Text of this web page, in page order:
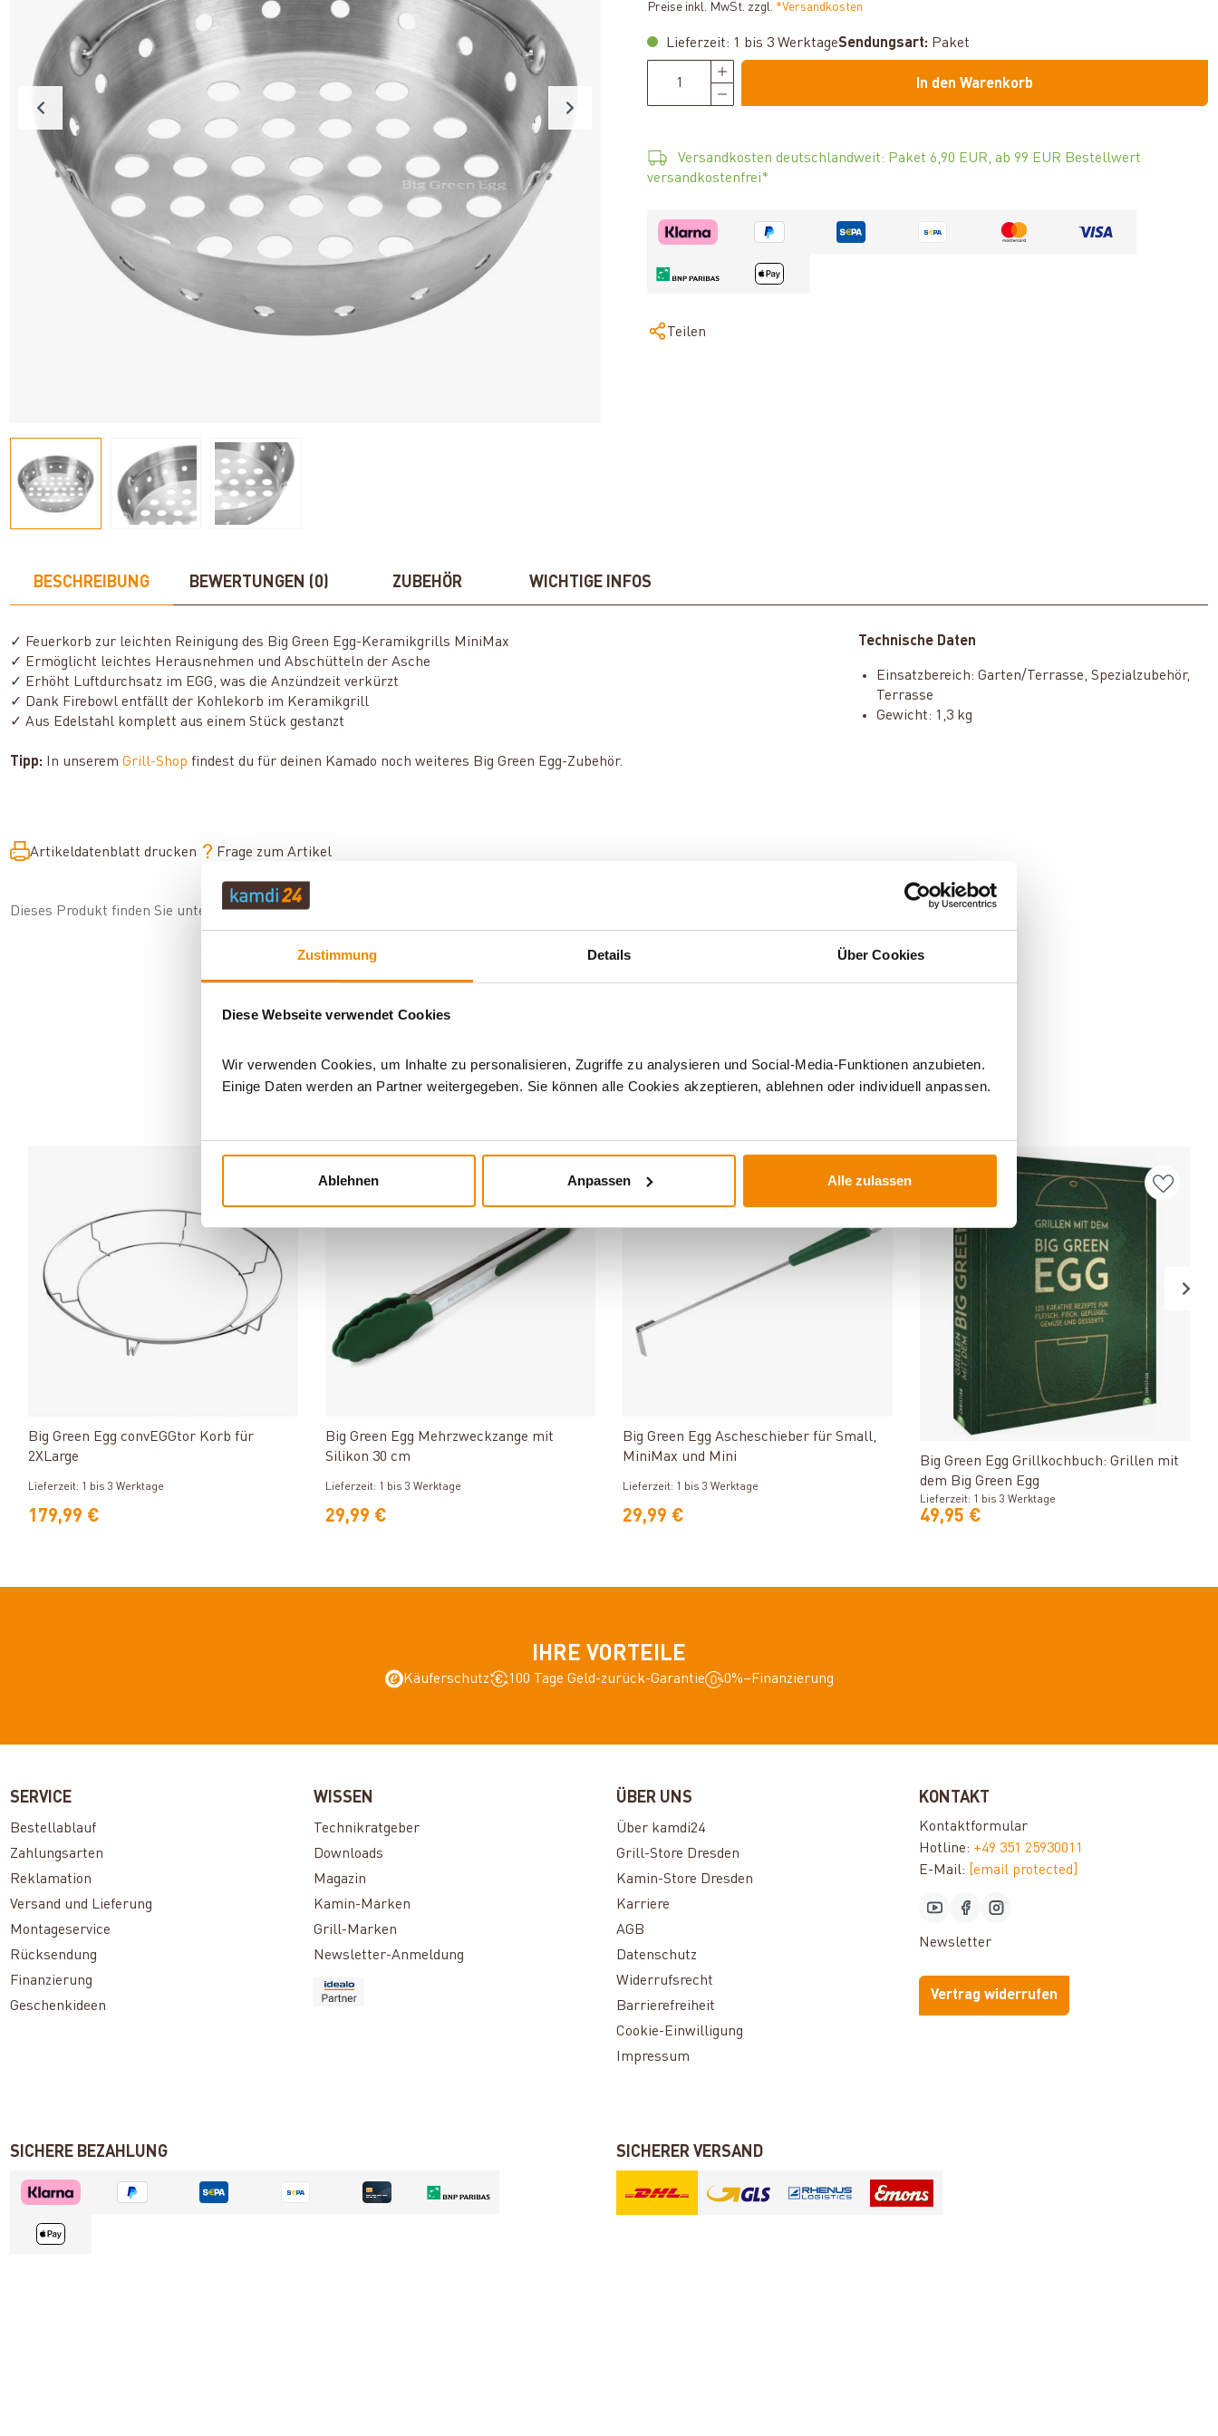
Zustimmung Details Über Cookies
Diese Webseite verwendet Cookies
Wir verwenden Cookies, um Inhalte zu personalisieren, Zugriffe zu analysieren und Social-Media-Funktionen anzubieten.
Einige Daten werden an Partner weitergegeben. Sie können alle Cookies akzeptieren, ablehnen oder individuell anpassen.
Ablehnen Anpassen Alle zulassen
Preise inkl. MwSt. zzgl. *Versandkosten
Lieferzeit: 1 bis 3 WerktageSendungsart: Paket
In den Warenkorb
Versandkosten deutschlandweit: Paket 6,90 EUR, ab 99 EUR Bestellwert
versandkostenfrei*
Teilen
BESCHREIBUNG BEWERTUNGEN (0) ZUBEHÖR WICHTIGE INFOS
✓ Feuerkorb zur leichten Reinigung des Big Green Egg-Keramikgrills MiniMax
✓ Ermöglicht leichtes Herausnehmen und Abschütteln der Asche
✓ Erhöht Luftdurchsatz im EGG, was die Anzündzeit verkürzt
✓ Dank Firebowl entfällt der Kohlekorb im Keramikgrill
✓ Aus Edelstahl komplett aus einem Stück gestanzt
Tipp: In unseremGrill-Shop findest du für deinen Kamado noch weiteres Big Green Egg-Zubehör.
Technische Daten
Einsatzbereich: Garten/Terrasse, Spezialzubehör,
Terrasse
Gewicht: 1,3 kg
Artikeldatenblatt drucken Frage zum Artikel
Dieses Produkt finden Sie unter: Grillzubehör|
Big Green Egg convEGGtor Korb für
2XLarge
Lieferzeit: 1 bis 3 Werktage
179,99 €
Varianten
Big Green Egg Mehrzweckzange mit
Silikon 30 cm
Lieferzeit: 1 bis 3 Werktage
29,99 €
Varianten
Big Green Egg Ascheschieber für Small,
MiniMax und Mini
Lieferzeit: 1 bis 3 Werktage
29,99 €
Produkt ansehen
Big Green Egg Grillkochbuch: Grillen mit
dem Big Green Egg
Lieferzeit: 1 bis 3 Werktage
49,95 €
IHRE VORTEILE
Käuferschutz 100 Tage Geld-zurück-Garantie 0%–Finanzierung
SERVICE
Bestellablauf
Zahlungsarten
Reklamation
Versand und Lieferung
Montageservice
Rücksendung
Finanzierung
Geschenkideen
WISSEN
Technikratgeber
Downloads
Magazin
Kamin-Marken
Grill-Marken
Newsletter-Anmeldung
ÜBER UNS
Über kamdi24
Grill-Store Dresden
Kamin-Store Dresden
Karriere
AGB
Datenschutz
Widerrufsrecht
Barrierefreiheit
Cookie-Einwilligung
Impressum
KONTAKT
Kontaktformular
Hotline: +49 351 25930011
E-Mail:
[email protected]
Newsletter
Vertrag widerrufen
SICHERE BEZAHLUNG SICHERER VERSAND